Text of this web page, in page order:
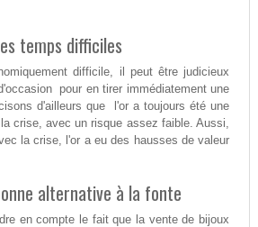
temps difficiles
difficile, il peut être judicieux
pour en tirer immédiatement une
d'ailleurs que l'or a toujours été une
crise, avec un risque assez faible. Aussi,
la crise, l'or a eu des hausses de valeur
alternative à la fonte
en compte le fait que la vente de bijoux